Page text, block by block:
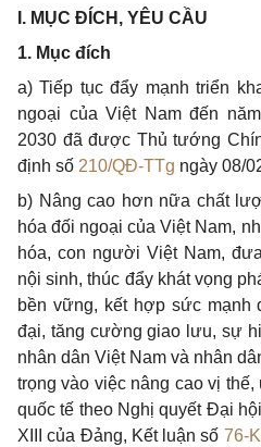
I. MỤC ĐÍCH, YÊU CẦU
1. Mục đích
a) Tiếp tục đẩy mạnh triển
ngoại của Việt Nam đến
2030 đã được Thủ tướng
định số 210/QĐ-TTg ngày 08/
b) Nâng cao hơn nữa chất
hóa đối ngoại của Việt Nam,
hóa, con người Việt Nam,
nội sinh, thúc đẩy khát vọng
bền vững, kết hợp sức mạnh
đại, tăng cường giao lưu, sự
nhân dân Việt Nam và nhân
trọng vào việc nâng cao vị
quốc tế theo Nghị quyết Đại
XIII của Đảng, Kết luận số 76-